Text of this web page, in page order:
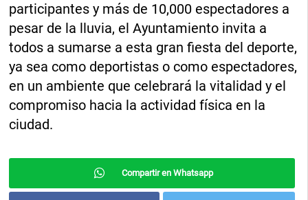
participantes y más de 10,000 espectadores a
pesar de la lluvia, el Ayuntamiento invita a
todos a sumarse a esta gran fiesta del deporte,
ya sea como deportistas o como espectadores,
en un ambiente que celebrará la vitalidad y el
compromiso hacia la actividad física en la
ciudad.
Compartir en Whatsapp